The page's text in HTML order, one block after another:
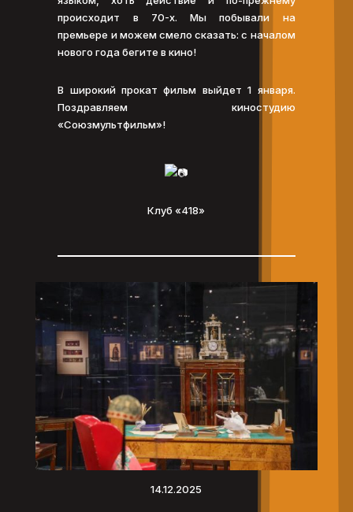
происходит в 70-х. Мы побывали на
премьере и можем смело сказать: с началом
нового года бегите в кино!
В широкий прокат фильм выйдет 1 января.
Поздравляем киностудию
«Союзмультфильм»!
Клуб «418»
14.12.2025